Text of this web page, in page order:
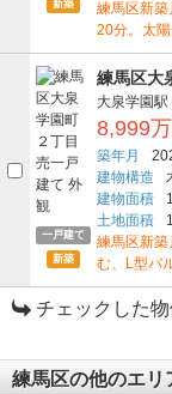
新築
練馬区新
20分。太
一戸建て
新築
練馬区大
大泉学園駅
8,999
築年月
建物構造
建物面積
土地面積
練馬区新
む、L型バ
チェックした
練馬区の他のエリ